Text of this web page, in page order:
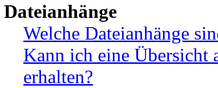
Dateianhänge
Welche Dateianhänge
Kann ich eine Übersicht
erhalten?